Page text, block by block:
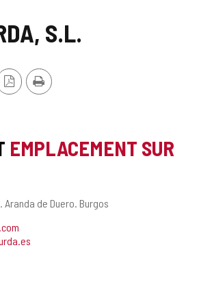
S.L.
Version
PDF
Imprimer
EMPLACEMENT SUR
Aranda de Duero. Burgos